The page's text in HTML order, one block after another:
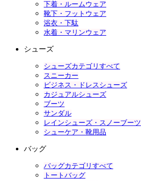
下着・ルームウェア
靴下・フットウェア
浴衣・下駄
水着・マリンウェア
シューズ
シューズカテゴリすべて
スニーカー
ビジネス・ドレスシューズ
カジュアルシューズ
ブーツ
サンダル
レインシューズ・スノーブーツ
シューケア・靴用品
バッグ
バッグカテゴリすべて
トートバッグ